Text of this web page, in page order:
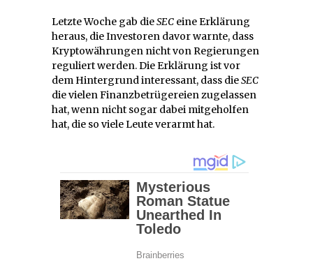
Letzte Woche gab dieSEC eine Erklärung
heraus, die Investoren davor warnte, dass
Kryptowährungen nicht von Regierungen
reguliert werden. Die Erklärung ist vor
dem Hintergrund interessant, dass dieSEC
die vielen Finanzbetrügereien zugelassen
hat, wenn nicht sogar dabei mitgeholfen
hat, die so viele Leute verarmt hat.